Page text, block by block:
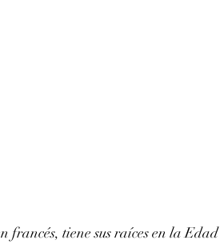
tiene sus raíces en la Edad